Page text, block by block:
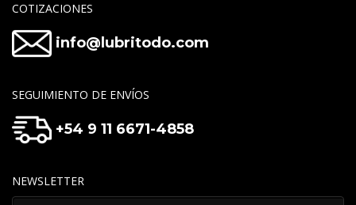
COTIZACIONES
info@lubritodo.com
SEGUIMIENTO DE ENVÍOS
+54 9 11 6671-4858
NEWSLETTER